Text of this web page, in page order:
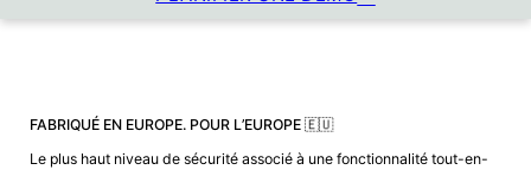
FABRIQUÉ EN EUROPE. POUR L’EUROPE 🇪🇺
Le plus haut niveau de sécurité associé à une fonctionnalité tout-en-